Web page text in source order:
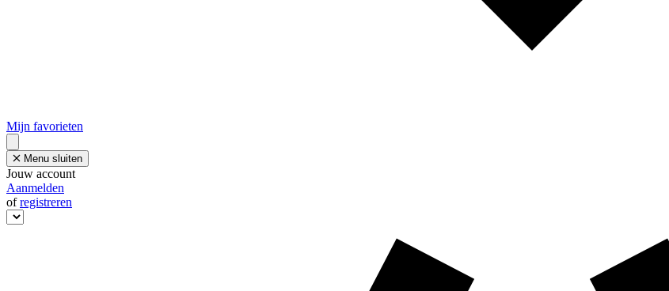
Mijn favorieten
Menu sluiten
Jouw account
Aanmelden
ofregistreren